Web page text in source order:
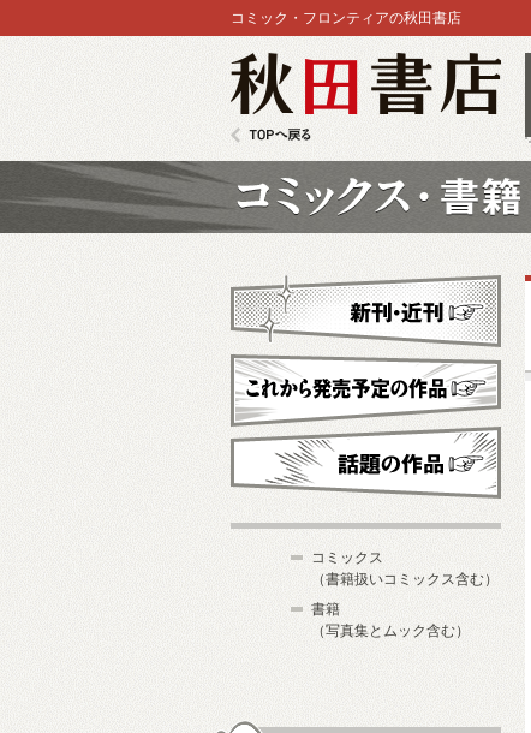
コミック・フロンティアの秋田書店
新刊・近刊
これから発売予定
コミックス
（書籍扱いコミックス含む）
書籍
（写真集とムック含む）